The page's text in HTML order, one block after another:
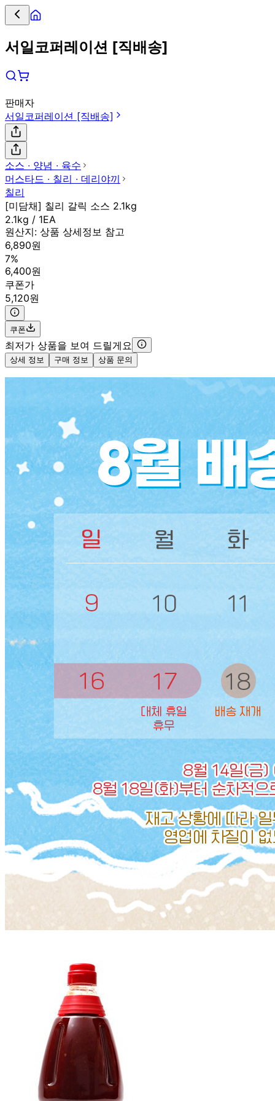
서일코퍼레이션 [직배송]
판매자
서일코퍼레이션 [직배송]
소스 ∙ 양념 ∙ 육수
머스타드 ∙ 칠리 ∙ 데리야끼
칠리
[미담채] 칠리 갈릭 소스 2.1kg
2.1kg / 1EA
원산지: 상품 상세정보 참고
6,890원
7%
6,400원
쿠폰가
5,120원
쿠폰
최저가 상품을 보여 드릴게요
상세 정보 구매 정보 상품 문의